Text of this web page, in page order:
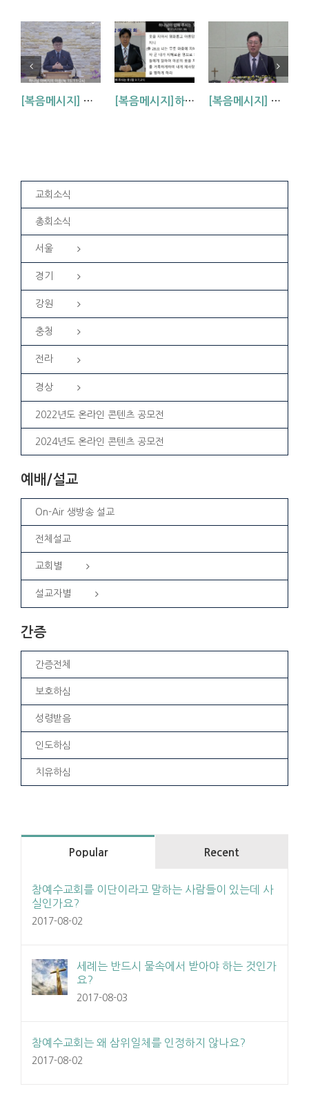
[복음메시지] 하나님 아버지의 마음 (눅15:11~24) [복음메시지]하나님이 입혀주시는 옷 (창 3:7,21) [복음메시지] 엘리야 때(사도시대)처럼 (왕하 2:1-14)
교회소식
총회소식
서울
경기
강원
충청
전라
경상
2022년도 온라인 콘텐츠 공모전
2024년도 온라인 콘텐츠 공모전
예배/설교
On-Air 생방송 설교
전체설교
교회별
설교자별
간증
간증전체
보호하심
성령받음
인도하심
치유하심
Popular Recent
참예수교회를 이단이라고 말하는 사람들이 있는데 사
실인가요?
2017-08-02
세례는 반드시 물속에서 받아야 하는 것인가
요?
2017-08-03
참예수교회는 왜 삼위일체를 인정하지 않나요?
2017-08-02